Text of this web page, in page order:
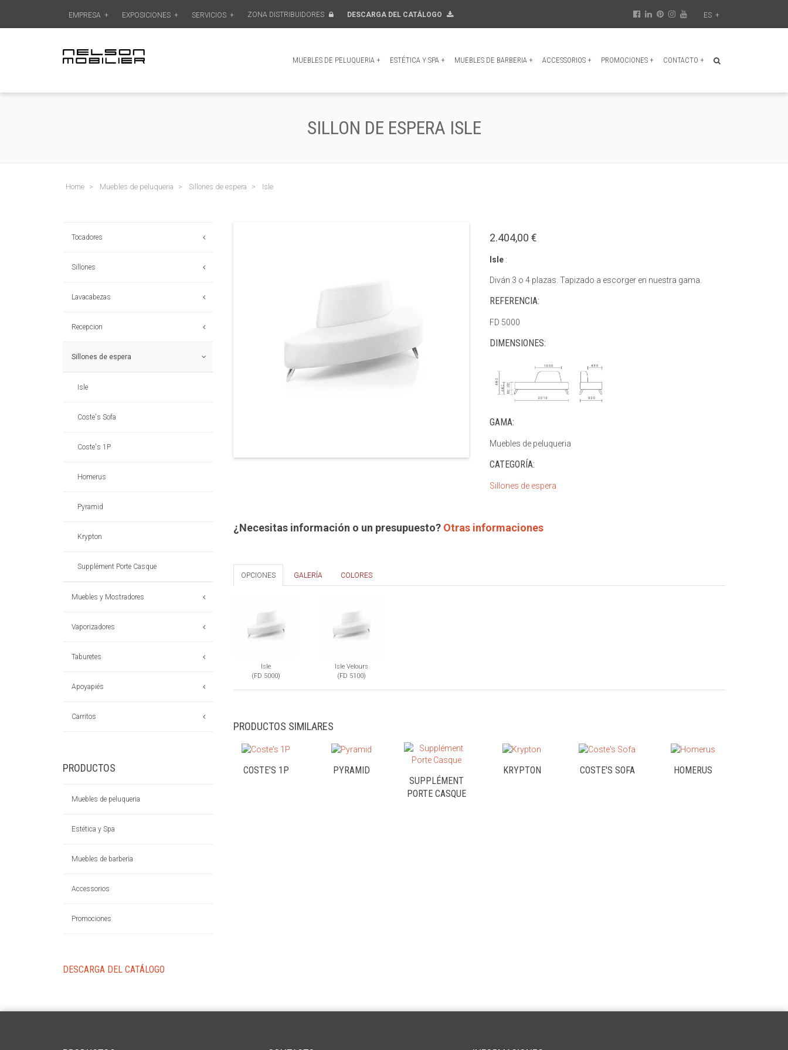
EMPRESA + EXPOSICIONES + SERVICIOS + ZONA DISTRIBUIDORES DESCARGA DEL CATÁLOGO ES +
MUEBLES DE PELUQUERIA + ESTÉTICA Y SPA + MUEBLES DE BARBERIA + ACCESSORIOS + PROMOCIONES + CONTACTO +
SILLON DE ESPERA ISLE
Home Muebles de peluqueria Sillones de espera Isle
Tocadores
Sillones
Lavacabezas
Recepcion
Sillones de espera
Isle
Coste's Sofa
Coste's 1P
Homerus
Pyramid
Krypton
Supplément Porte Casque
Muebles y Mostradores
Vaporizadores
Taburetes
Apoyapiés
Carritos
PRODUCTOS
Muebles de peluqueria
Estética y Spa
Muebles de barberia
Accessorios
Promociones
DESCARGA DEL CATÁLOGO
2.404,00 €
Isle :
Diván 3 o 4 plazas. Tapizado a escorger en nuestra gama.
REFERENCIA:
FD 5000
DIMENSIONES:
GAMA:
Muebles de peluqueria
CATEGORÍA:
Sillones de espera
¿Necesitas información o un presupuesto? Otras informaciones
OPCIONES GALERÍA COLORES
Isle
(FD 5000)
Isle Velours
(FD 5100)
PRODUCTOS SIMILARES
COSTE'S 1P
PYRAMID
SUPPLÉMENT
PORTE CASQUE
KRYPTON COSTE'S SOFA HOMERUS